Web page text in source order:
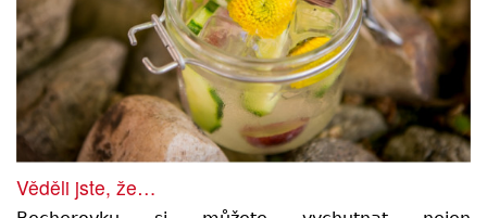
Věděli jste, že…